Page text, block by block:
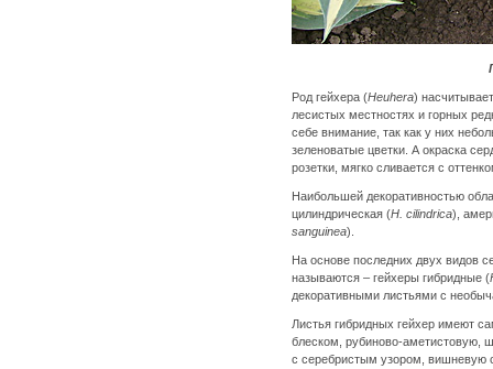
Род гейхера (Heuhera)
лесистых местностях и горных
себе внимание, так как у них
зеленоватые цветки. А окраска
розетки, мягко сливается с
Наибольшей декоративностью
цилиндрическая (H. cilindrica),
sanguinea).
На основе последних двух видов
называются – гейхеры гибридные (
декоративными листьями с
Листья гибридных гейхер имеют
блеском, рубиново-аметистовую,
с серебристым узором, вишневую